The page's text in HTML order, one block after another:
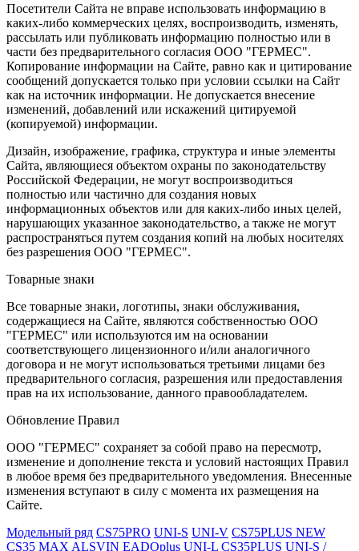
Посетители Сайта не вправе использовать информацию в
каких-либо коммерческих целях, воспроизводить, изменять,
рассылать или публиковать информацию полностью или в
части без предварительного согласия ООО "ГЕРМЕС".
Копирование информации на Сайте, равно как и цитирование
сообщений допускается только при условии ссылки на Сайт
как на источник информации. Не допускается внесение
изменений, добавлений или искажений цитируемой
(копируемой) информации.
Дизайн, изображение, графика, структура и иные элементы
Сайта, являющиеся объектом охраны по законодательству
Российской Федерации, не могут воспроизводиться
полностью или частично для создания новых
информационных объектов или для каких-либо иных целей,
нарушающих указанное законодательство, а также не могут
распространяться путем создания копий на любых носителях
без разрешения ООО "ГЕРМЕС".
Товарные знаки
Все товарные знаки, логотипы, знаки обслуживания,
содержащиеся на Сайте, являются собственностью ООО
"ГЕРМЕС" или используются им на основании
соответствующего лицензионного и/или аналогичного
договора и не могут использоваться третьими лицами без
предварительного согласия, разрешения или предоставления
прав на их использование, данного правообладателем.
Обновление Правил
ООО "ГЕРМЕС" сохраняет за собой право на пересмотр,
изменение и дополнение текста и условий настоящих Правил
в любое время без предварительного уведомления. Внесенные
изменения вступают в силу с момента их размещения на
Сайте.
Модельный ряд CS75PRO UNI-S UNI-V CS75PLUS NEW
CS35 MAX ALSVIN EADOplus UNI-L CS35PLUS UNI-S /